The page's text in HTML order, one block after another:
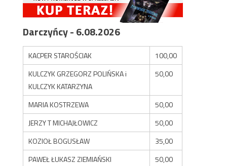
Darczyńcy - 6.08.2026
KACPER STAROŚCIAK
100,00
KULCZYK GRZEGORZ POLIŃSKA i
KULCZYK KATARZYNA
50,00
MARIA KOSTRZEWA
50,00
JERZY T MICHAJŁOWICZ
50,00
KOZIOŁ BOGUSŁAW
35,00
PAWEŁ ŁUKASZ ZIEMIAŃSKI
50,00